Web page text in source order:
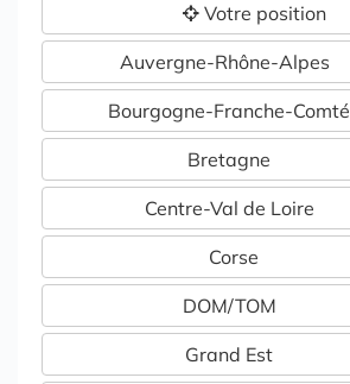
Votre position
Auvergne-Rhône-Alpes
Bourgogne-Franche-Comté
Bretagne
Centre-Val de Loire
Corse
DOM/TOM
Grand Est